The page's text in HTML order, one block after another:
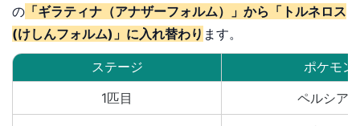
の 「ギラティナ（アナザーフォルム）」から「トルネロス
(けしんフォルム)」に入れ替わり ます。
ステージ
ポケモン
1匹目
ペルシア